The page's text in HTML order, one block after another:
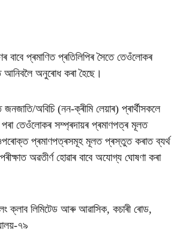
বাবে প্ৰমাণিত প্ৰতিলিপিৰ সৈতে তেওঁলোকৰ
অনুৰোধ কৰা হৈছে।
অবিচি (নন-ক্ৰীমি লেয়াৰ) প্ৰাৰ্থীসকলে
পৰা তেওঁলোকৰ সম্প্ৰদায়ৰ প্ৰমাণপত্ৰ মূলত
প্ৰমাণপত্ৰসমূহ মূলত প্ৰস্তুত কৰাত ব্যৰ্থ
অৱতীৰ্ণ হোৱাৰ বাবে অযোগ্য ঘোষণা কৰা
ক্লাব লিমিটেড আৰু আৱাসিক, কচাৰী ৰোড,
৭৯